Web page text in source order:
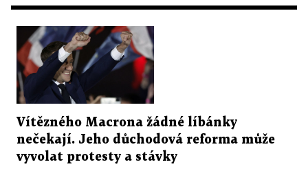
Vítězného Macrona žádné líbánky
nečekají. Jeho důchodová reforma může
vyvolat protesty a stávky